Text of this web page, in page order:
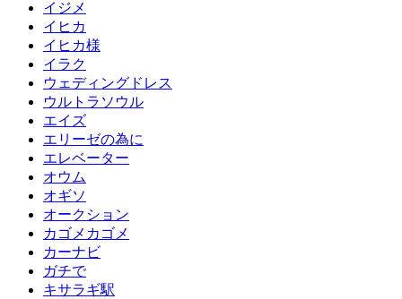
イジメ
イヒカ
イヒカ様
イラク
ウェディングドレス
ウルトラソウル
エイズ
エリーゼの為に
エレベーター
オウム
オギソ
オークション
カゴメカゴメ
カーナビ
ガチで
キサラギ駅